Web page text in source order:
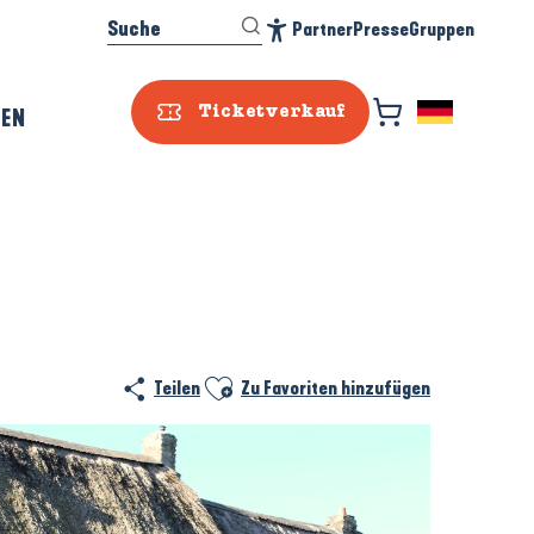
Ticketverkauf
Suche PartnerPresseGruppen
Teilen Ajouter aux favoris
Zu Favoriten hinzufügen